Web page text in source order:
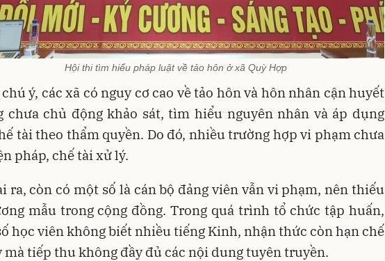
Hội thi tìm hiểu pháp luật về tảo hôn ở xã Quỳ Hợp
ý, các xã có nguy cơ cao về tảo hôn và hôn nhân cận huyết
chưa chủ động khảo sát, tìm hiểu nguyên nhân và áp dụng
tài theo thẩm quyền. Do đó, nhiều trường hợp vi phạm chưa
pháp, chế tài xử lý.
ra, còn có một số là cán bộ đảng viên vẫn vi phạm, nên thiếu
mẫu trong cộng đồng. Trong quá trình tổ chức tập huấn,
học viên không biết nhiều tiếng Kinh, nhận thức còn hạn chế
mà tiếp thu không đầy đủ các nội dung tuyên truyền.